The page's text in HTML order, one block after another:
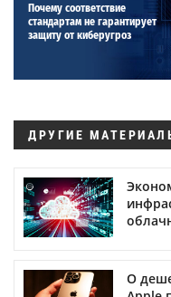
Почему соответствие
стандартам не гарантирует
защиту от киберугроз
ДРУГИЕ
О